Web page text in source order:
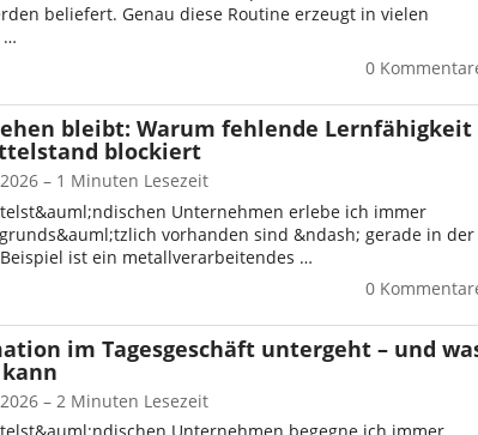
beliefert. Genau diese Routine erzeugt in vielen
…
0
bleibt: Warum fehlende Lernfähigkeit
blockiert
– 1 Minuten Lesezeit
Unternehmen erlebe ich immer
vorhanden sind &ndash; gerade in der
ist ein metallverarbeitendes …
0
im Tagesgeschäft untergeht – und
– 2 Minuten Lesezeit